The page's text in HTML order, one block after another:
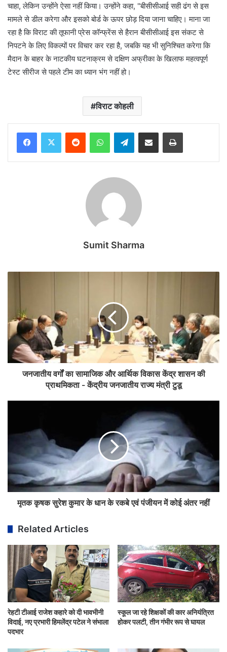
चाहा, लेकिन उन्होंने ऐसा नहीं किया। उन्होंने कहा, ''बीसीसीआई सही ढंग से इस
मामले से डील करेगा और इसको बोर्ड के ऊपर छोड़ दिया जाना चाहिए। माना जा
रहा है कि विराट की तूफानी प्रेस कॉन्फ्रेंस से हैरान बीसीसीआई इस संकट से
निपटने के लिए विकल्पों पर विचार कर रहा है, जबकि यह भी सुनिश्चित करेगा कि
मैदान के बाहर के नाटकीय घटनाक्रम से दक्षिण अफ्रीका के खिलाफ महत्वपूर्ण
टेस्ट सीरीज से पहले टीम का ध्यान भंग नहीं हो।
विराट कोहली
Telegram
Sumit Sharma
जनजातीय वर्गों का सामाजिक और आर्थिक विकास केंद्र शासन की
प्राथमिकता - केंद्रीय जनजातीय राज्य मंत्री टुडू
मृतक कृषक सुरेश कुमार के धान के रकबे एवं पंजीयन में कोई अंतर नहीं
Related Articles
रेहटी टीआई राजेश कहारे को दी भावभीनी
विदाई, नए प्रभारी हिमलेंद्र पटेल ने संभाला
पदभार
स्कूल जा रहे शिक्षकों की कार अनियंत्रित
होकर पलटी, तीन गंभीर रूप से घायल